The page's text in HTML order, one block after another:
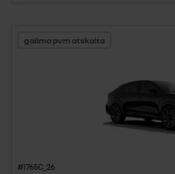
galima pvm atskaita
#1765C_26